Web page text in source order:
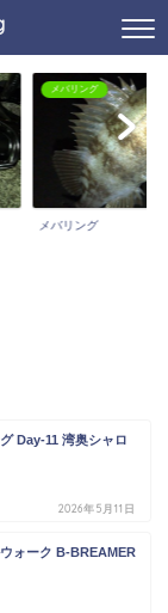
メバリング
メバリング
Day-11 湾奥シャロ
2026年5月11日
ォーク B-BREAMER